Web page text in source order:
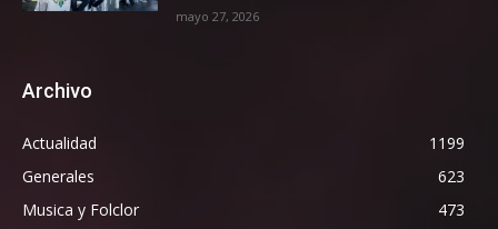
mayo 27, 2026
Archivo
Actualidad
1199
Generales
623
Musica y Folclor
473